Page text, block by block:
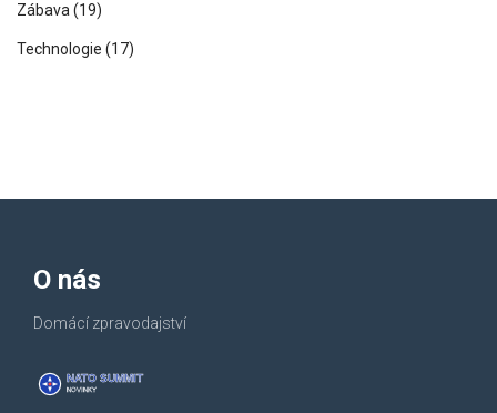
Zábava(19)
Technologie (17)
O nás
Domácí zpravodajství